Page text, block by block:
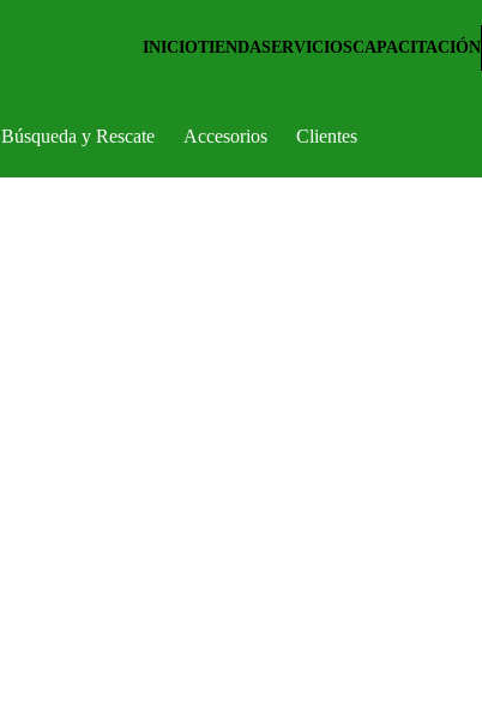
INICIOTIENDASERVICIOSCAPACITACIÓN
Búsqueda y Rescate Accesorios Clientes